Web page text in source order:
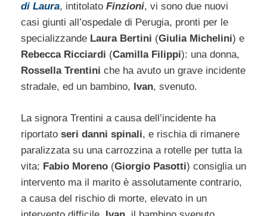
di Laura, intitolato Finzioni, vi sono due nuovi
casi giunti all’ospedale di Perugia, pronti per le
specializzande Laura Bertini (Giulia Michelini) e
Rebecca Ricciardi (Camilla Filippi): una donna,
Rossella Trentini che ha avuto un grave incidente
stradale, ed un bambino, Ivan, svenuto.
La signora Trentini a causa dell’incidente ha
riportato seri danni spinali, e rischia di rimanere
paralizzata su una carrozzina a rotelle per tutta la
vita: Fabio Moreno (Giorgio Pasotti) consiglia un
intervento ma il marito è assolutamente contrario,
a causa del rischio di morte, elevato in un